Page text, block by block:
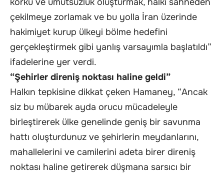
çekilmeye zorlamak ve bu yolla İran üzerinde
hakimiyet kurup ülkeyi bölme hedefini
gerçekleştirmek gibi yanlış varsayımla başlatıldı”
ifadelerine yer verdi.
“Şehirler direniş noktası haline geldi”
Halkın tepkisine dikkat çeken Hamaney, “Ancak
siz bu mübarek ayda orucu mücadeleyle
birleştirerek ülke genelinde geniş bir savunma
hattı oluşturdunuz ve şehirlerin meydanlarını,
mahallelerini ve camilerini adeta birer direniş
noktası haline getirerek düşmana sarsıcı bir